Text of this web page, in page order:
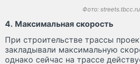
Фото: streets.tbcc.ru
4. Максимальная скорость
При строительстве трассы
закладывали максимальную
однако сейчас на трассе